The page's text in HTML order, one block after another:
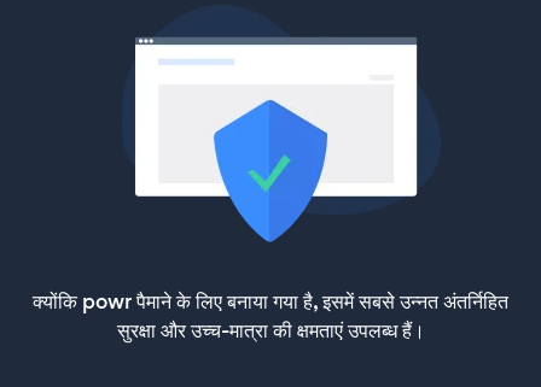
क्योंकि powr पैमाने के लिए बनाया गया है, इसमें सबसे उन्नत अंतर्निहित
सुरक्षा और उच्च-मात्रा की क्षमताएं उपलब्ध हैं।